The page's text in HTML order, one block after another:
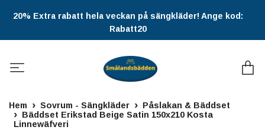
20% Extra rabatt hela veckan på sängkläder! Ange kod:
Rabatt20
Hem Sovrum - Sängkläder
Påslakan & Bäddset
Bäddset Erikstad Beige Satin 150x210 Kosta
Linnewäfveri